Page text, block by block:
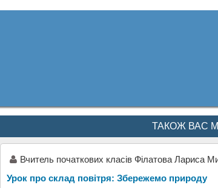
ТАКОЖ ВАС
Вчитель початкових класів Філатова Лариса
Урок про склад повітря: Збережемо природу